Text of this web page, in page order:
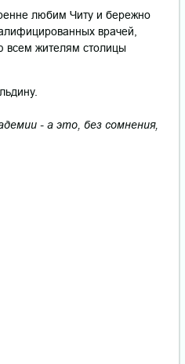
любим Читу и бережно
врачей,
всем жителям столицы
- а это, без сомнения,